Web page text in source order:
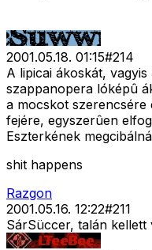
2001.05.18. 01:15#214
A lipicai ákoskát,
szappanopera lóképû
a mocskot szerencsére
fejére, egyszerûen
Eszterkének
shit happens
Razgon
2001.05.16. 12:22#211
SárSüccer, talán kellett